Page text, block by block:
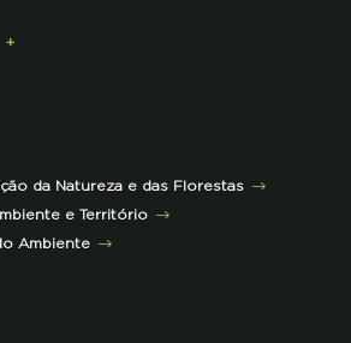
pela UE
de Ambiente 2023
Professores
da Natureza e das Florestas
e Território
Ambiente